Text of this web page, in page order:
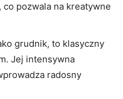
co pozwala na kreatywne
grudnik, to klasyczny
Jej intensywna
radosny